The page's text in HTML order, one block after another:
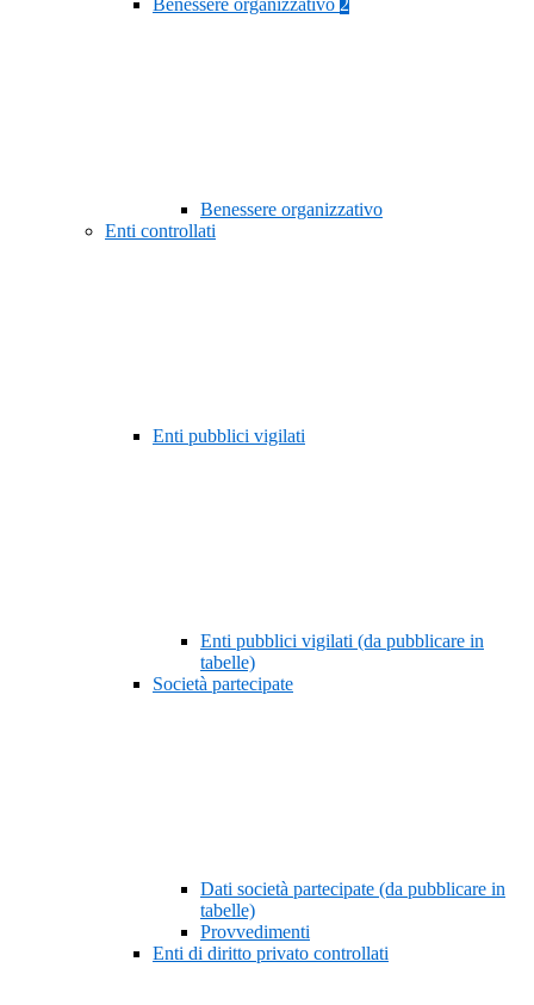
Benessere organizzativo 2
Benessere organizzativo
Enti controllati
Enti pubblici vigilati
Enti pubblici vigilati (da pubblicare in
tabelle)
Società partecipate
Dati società partecipate (da pubblicare in
tabelle)
Provvedimenti
Enti di diritto privato controllati